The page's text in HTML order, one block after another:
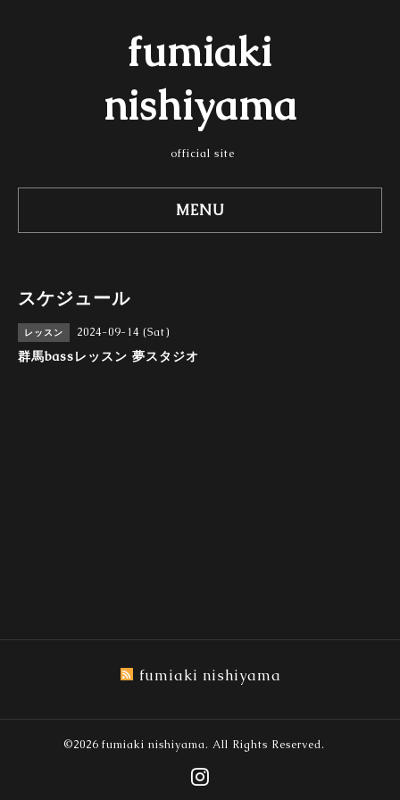
fumiaki
nishiyama
official site
MENU
スケジュール
レッスン 2024-09-14 (Sat)
群馬bassレッスン 夢スタジオ
fumiaki nishiyama
©2026 fumiaki nishiyama. All Rights Reserved.